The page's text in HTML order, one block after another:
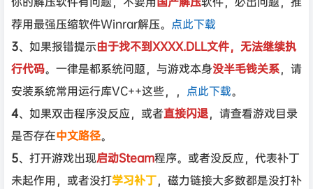
荐用最强压缩软件Winrar解压。 点此下载
3、如果报错提示由于找不到XXXX.DLL文件，无法继续执
行代码。一律是都系统问题，与游戏本身没半毛钱关系，请
安装系统常用运行库VC++这些，， 点此下载。
4、如果双击程序没反应，或者直接闪退，请查看游戏目录
是否存在中文路径。
5、打开游戏出现启动Steam程序。或者没反应，代表补丁
未起作用，或者没打学习补丁，磁力链接大多数都是没打补